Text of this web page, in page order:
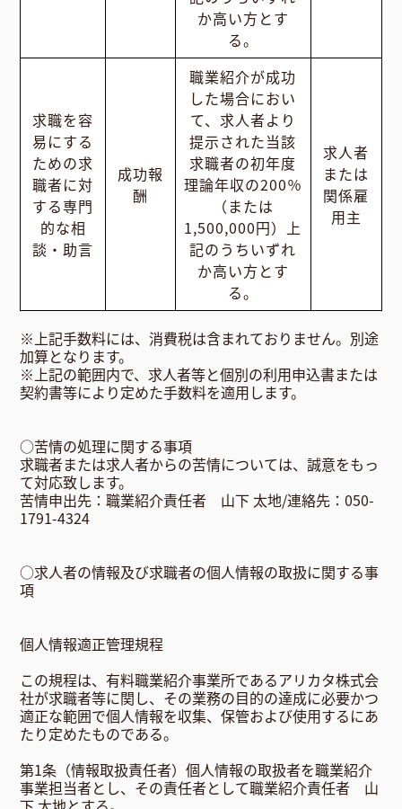
か高い方とす
る。
求職を容
易にする
ための求
職者に対
する専門
的な相
談・助言
成功報
酬
職業紹介が成功
した場合におい
て、求人者より
提示された当該
求職者の初年度
理論年収の200％
（または
1,500,000円）上
記のうちいずれ
か高い方とす
る。
求人者
または
関係雇
用主
※上記手数料には、消費税は含まれておりません。別途
加算となります。
※上記の範囲内で、求人者等と個別の利用申込書または
契約書等により定めた手数料を適用します。
○苦情の処理に関する事項
求職者または求人者からの苦情については、誠意をもっ
て対応致します。
苦情申出先：職業紹介責任者 山下 太地/連絡先：050-
1791-4324
○求人者の情報及び求職者の個人情報の取扱に関する事
項
個人情報適正管理規程
この規程は、有料職業紹介事業所であるアリカタ株式会
社が求職者等に関し、その業務の目的の達成に必要かつ
適正な範囲で個人情報を収集、保管および使用するにあ
たり定めたものである。
第1条（情報取扱責任者）個人情報の取扱者を職業紹介
事業担当者とし、その責任者として職業紹介責任者 山